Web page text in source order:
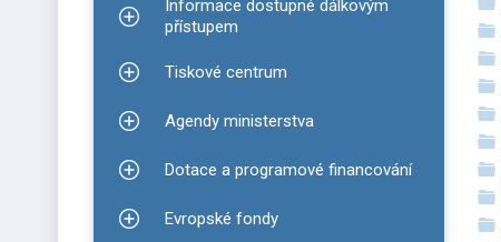
Zobrazit podmenu pro Informace dostupné
Informace dostupné dálkovým
přístupem
Zobrazit podmenu pro Tiskové centrum
Tiskové centrum
Zobrazit podmenu pro Agendy ministerstva
Agendy ministerstva
Zobrazit podmenu pro Dotace a programové
Dotace a programové financování
Zobrazit podmenu pro Evropské fondy
Evropské fondy